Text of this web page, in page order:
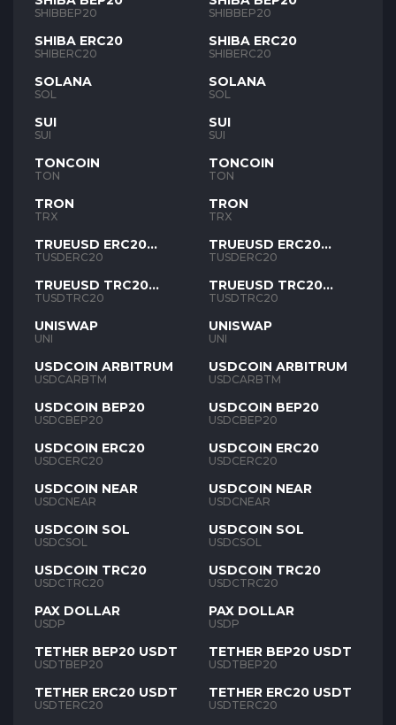
SHIBBEP20
SHIBA ERC20
SHIBERC20
SOLANA
SOL
SUI
SUI
TONCOIN
TON
TRON
TRX
TRUEUSD ERC20
TUSD
TUSDERC20
TRUEUSD TRC20
TUSD
TUSDTRC20
UNISWAP
UNI
USDCOIN ARBITRUM
USDCARBTM
USDCOIN BEP20
USDCBEP20
USDCOIN ERC20
USDCERC20
USDCOIN NEAR
USDCNEAR
USDCOIN SOL
USDCSOL
USDCOIN TRC20
USDCTRC20
PAX DOLLAR
USDP
TETHER BEP20 USDT
USDTBEP20
TETHER ERC20 USDT
USDTERC20
SHIBBEP20
SHIBA ERC20
SHIBERC20
SOLANA
SOL
SUI
SUI
TONCOIN
TON
TRON
TRX
TRUEUSD ERC20
TUSD
TUSDERC20
TRUEUSD TRC20
TUSD
TUSDTRC20
UNISWAP
UNI
USDCOIN ARBITRUM
USDCARBTM
USDCOIN BEP20
USDCBEP20
USDCOIN ERC20
USDCERC20
USDCOIN NEAR
USDCNEAR
USDCOIN SOL
USDCSOL
USDCOIN TRC20
USDCTRC20
PAX DOLLAR
USDP
TETHER BEP20 USDT
USDTBEP20
TETHER ERC20 USDT
USDTERC20